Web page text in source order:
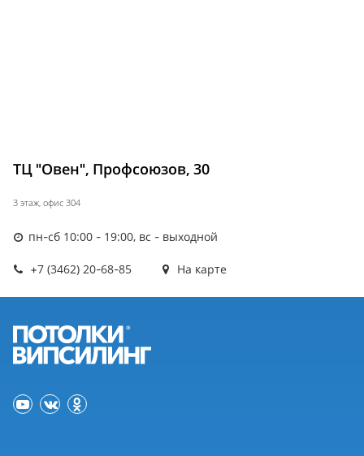
ТЦ "Овен", Профсоюзов, 30
3 этаж, офис 304
пн-сб 10:00 - 19:00, вс - выходной
+7 (3462) 20-68-85 На карте